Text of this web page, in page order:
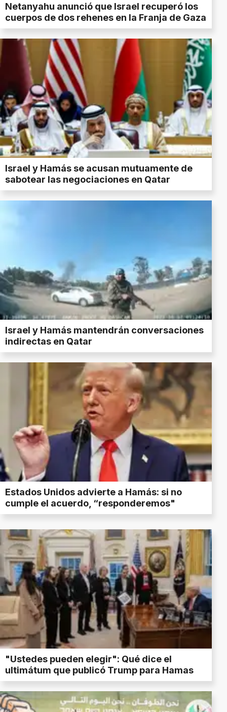
Netanyahu anunció que Israel recuperó los
cuerpos de dos rehenes en la Franja de Gaza
Israel y Hamás se acusan mutuamente de
sabotear las negociaciones en Qatar
Israel y Hamás mantendrán conversaciones
indirectas en Qatar
Estados Unidos advierte a Hamás: si no
cumple el acuerdo, “responderemos"
"Ustedes pueden elegir": Qué dice el
ultimátum que publicó Trump para Hamas